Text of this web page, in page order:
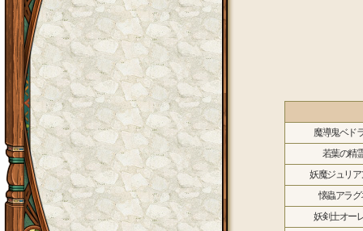
魔導鬼ベド
若葉の精
妖魔ジュリア
懐蟲アラグ
妖剣士オー